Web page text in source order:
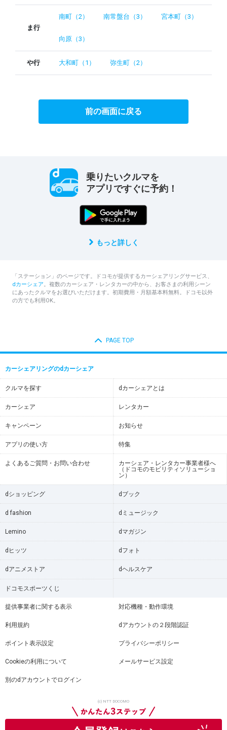
ま行
南町（2） 南常盤台（3） 宮本町（3）
向原（3）
や行 大和町（1） 弥生町（2）
前の画面に戻る
乗りたいクルマを
アプリですぐに予約！
もっと詳しく
「ステーション」のページです。ドコモが提供するカーシェアリングサービス、
dカーシェア。複数のカーシェア・レンタカーの中から、お客さまの利用シーン
にあったクルマをお選びいただけます。初期費用・月額基本料無料。ドコモ以外
の方でも利用OK。
PAGE TOP
カーシェアリングのdカーシェア
クルマを探す dカーシェアとは
カーシェア レンタカー
キャンペーン お知らせ
アプリの使い方 特集
よくあるご質問・お問い合わせ
カーシェア・レンタカー事業者様へ
（ドコモのモビリティソリューショ
ン）
dショッピング dブック
d fashion dミュージック
Lemino dマガジン
dヒッツ dフォト
dアニメストア dヘルスケア
ドコモスポーツくじ
提供事業者に関する表示 対応機種・動作環境
利用規約 dアカウントの２段階認証
ポイント表示設定 プライバシーポリシー
Cookieの利用について メールサービス設定
別のdアカウントでログイン
(c) NTT DOCOMO